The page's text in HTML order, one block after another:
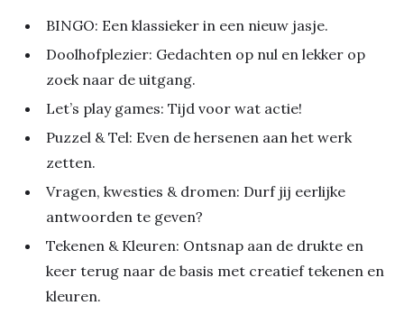
BINGO: Een klassieker in een nieuw jasje.
Doolhofplezier: Gedachten op nul en lekker op
zoek naar de uitgang.
Let’s play games: Tijd voor wat actie!
Puzzel & Tel: Even de hersenen aan het werk
zetten.
Vragen, kwesties & dromen: Durf jij eerlijke
antwoorden te geven?
Tekenen & Kleuren: Ontsnap aan de drukte en
keer terug naar de basis met creatief tekenen en
kleuren.